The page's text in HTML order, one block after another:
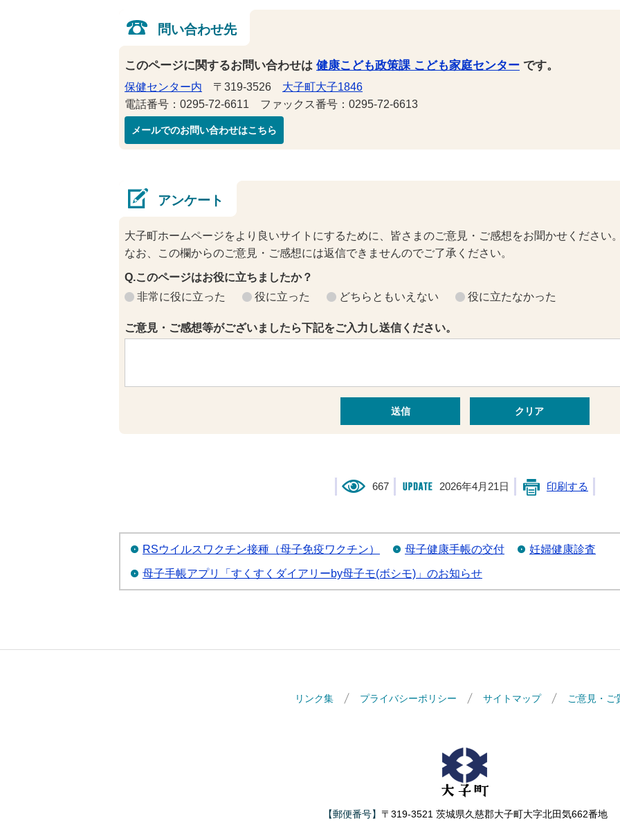
問い合わせ先
このページに関するお問い合わせは 健康こども政策課 こども家庭センター です。
保健センター内 〒319-3526 大子町大子1846
電話番号：0295-72-6611 ファックス番号：0295-72-6613
メールでのお問い合わせはこちら
アンケート
大子町ホームページをより良いサイトにするために、皆さまのご意見・ご感想をお聞かせください
なお、この欄からのご意見・ご感想には返信できませんのでご了承ください。
Q.このページはお役に立ちましたか？
非常に役に立った
役に立った どちらともいえない 役に立たなかった
ご意見・ご感想等がございましたら下記をご入力し送信ください。
667 2026年4月21日 印刷する
RSウイルスワクチン接種（母子免疫ワクチン） 母子健康手帳の交付 妊婦健康診査
母子手帳アプリ「すくすくダイアリーby母子モ(ボシモ)」のお知らせ
リンク集 プライバシーポリシー サイトマップ ご意見・ご
【郵便番号】 〒319-3521 茨城県久慈郡大子町大字北田気662番地